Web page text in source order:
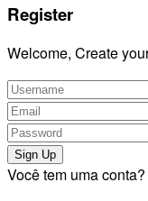
Register
Welcome, Create
Você tem uma conta?